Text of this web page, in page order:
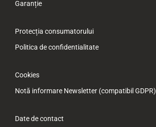
Garanție
Protecția consumatorului
Politica de confidentialitate
Cookies
Notă informare Newsletter (compatibil GDPR)
Date de contact